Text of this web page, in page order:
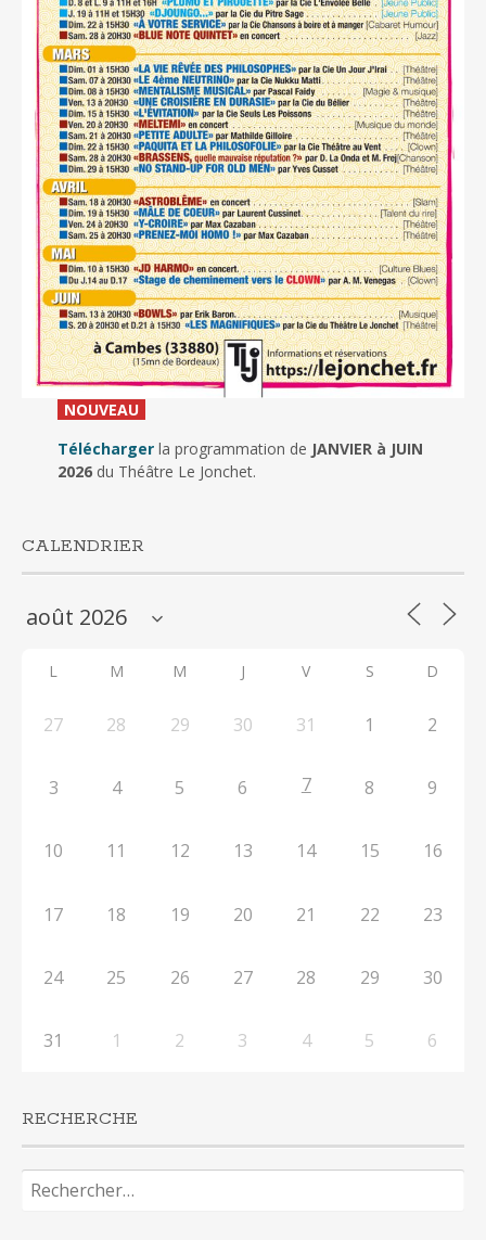
NOUVEAU_
Télécharger la programmation de JANVIER à JUIN
2026du Théâtre Le Jonchet.
CALENDRIER
L M M J V S D
27 28 29 30 31 1 2
3 4 5 6 7 8 9
10 11 12 13 14 15 16
17 18 19 20 21 22 23
24 25 26 27 28 29 30
31 1 2 3 4 5 6
RECHERCHE